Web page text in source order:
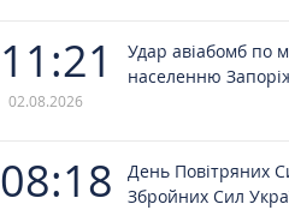
11:21
02.08.2026
Удар авіабомб по
населенню
08:18
День Повітряних
Збройних Сил